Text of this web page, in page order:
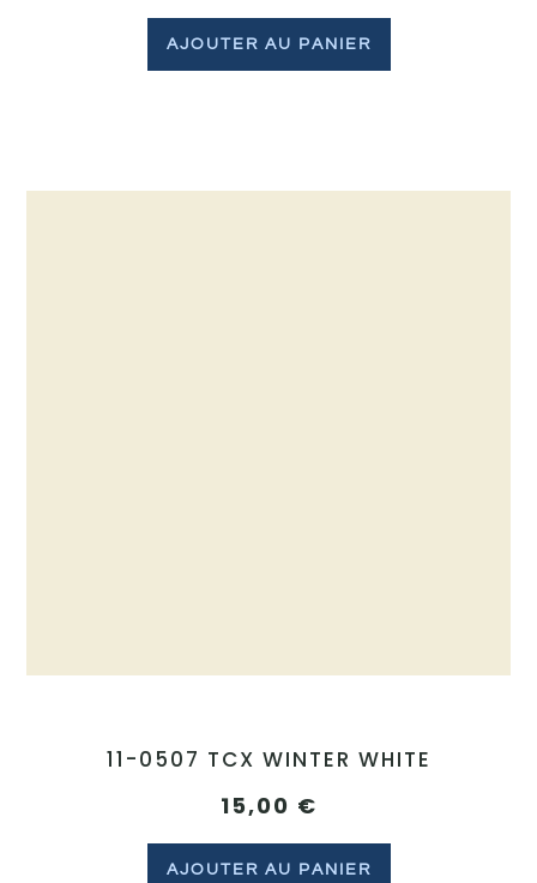
AJOUTER AU PANIER
11-0507 TCX WINTER WHITE
15,00 €
AJOUTER AU PANIER